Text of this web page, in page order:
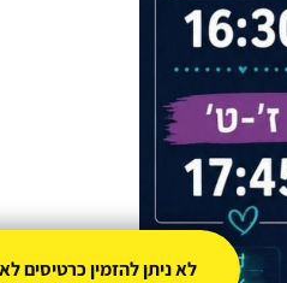
לא ניתן להזמין כרטיסים